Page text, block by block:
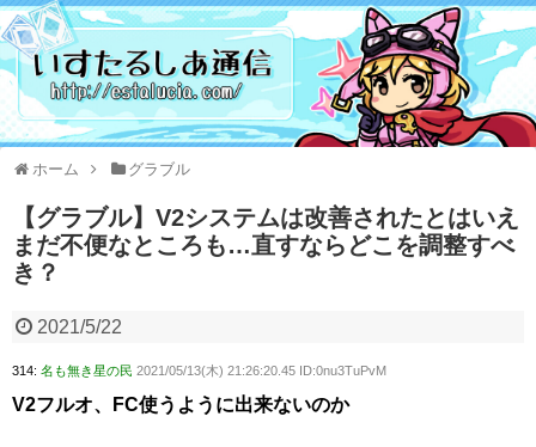
ホーム グラブル
【グラブル】V2システムは改善されたとはいえ
まだ不便なところも…直すならどこを調整すべ
き？
2021/5/22
314: 名も無き星の民 2021/05/13(木) 21:26:20.45 ID:0nu3TuPvM
V2フルオ、FC使うように出来ないのか